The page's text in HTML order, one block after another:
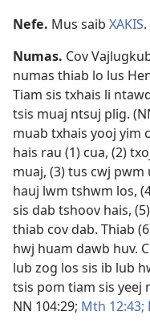
Nefe. Mus saib XAKIS.
Numas. Cov
numas thiab lo lus
Tiam sis txhais li
tsis muaj ntsuj plig. (
muab txhais yooj yim
hais rau (1) cua, (2)
muaj, (3) tus cwj pwm
hauj lwm tshwm los,
sis dab tshoov hais,
thiab cov dab. Thiab
hwj huam dawb huv.
lub zog los sis ib lub
tsis pom tiam sis
NN 104:29; Mth 12:43;